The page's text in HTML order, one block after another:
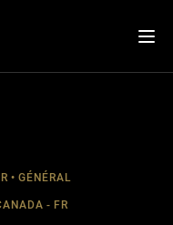
GÉNÉRAL
- FR